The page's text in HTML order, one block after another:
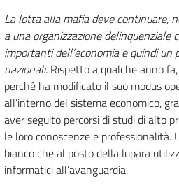
La lotta alla mafia deve continuare,
a una organizzazione delinquenziale
importanti dell’economia e quindi
nazionali. Rispetto a qualche anno
perché ha modificato il suo modus
all’interno del sistema economico,
aver seguito percorsi di studi di alto
le loro conoscenze e professionalità.
bianco che al posto della lupara
informatici all’avanguardia.